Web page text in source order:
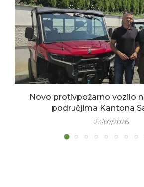
Novo protivpožarno vozilo
područjima Kantona
23/07/2026